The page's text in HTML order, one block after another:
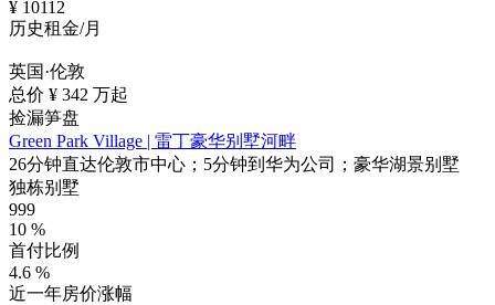
¥ 10112
历史租金/月
英国·伦敦
总价 ¥ 342 万起
捡漏笋盘
Green Park Village | 雷丁豪华别墅河畔
26分钟直达伦敦市中心；5分钟到华为公司；豪华湖景别墅
独栋别墅
999
10 %
首付比例
4.6 %
近一年房价涨幅